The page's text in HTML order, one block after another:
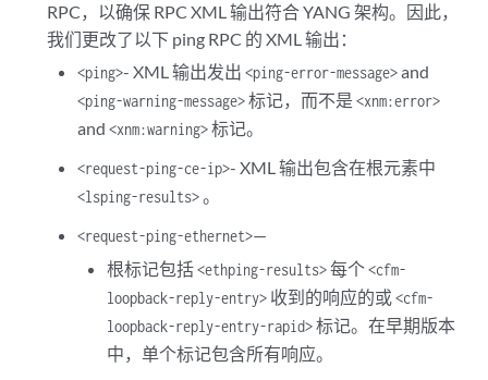
RPC，以确保 RPC XML 输出符合 YANG 架构。因此，
我们更改了以下 ping RPC 的 XML 输出：
<ping>- XML 输出发出 <ping-error-message>and
<ping-warning-message>标记，而不是 <xnm:error>
and <xnm:warning>标记。
<request-ping-ce-ip>- XML 输出包含在根元素中
<lsping-results>。
<request-ping-ethernet>—
根标记包括<ethping-results>每个<cfm-
loopback-reply-entry> 收到的响应的或<cfm-
loopback-reply-entry-rapid>标记。在早期版本
中，单个标记包含所有响应。